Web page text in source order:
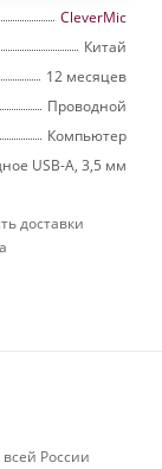
CleverMic
Китай
12 месяцев
Проводной
Компьютер
USB-A, 3,5 мм
доставки
России